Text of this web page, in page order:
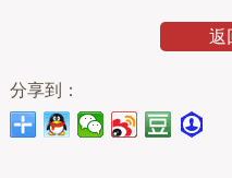
返
分享到：